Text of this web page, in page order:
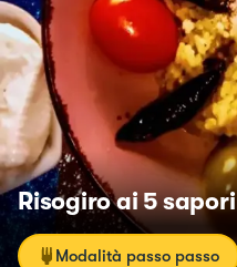
Risogiro ai 5 sapori
Modalità passo passo